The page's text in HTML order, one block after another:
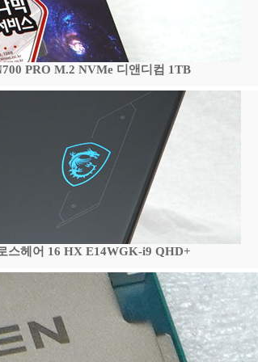
PRO M.2 NVMe 디앤디컴 1TB
스헤어 16 HX E14WGK-i9 QHD+